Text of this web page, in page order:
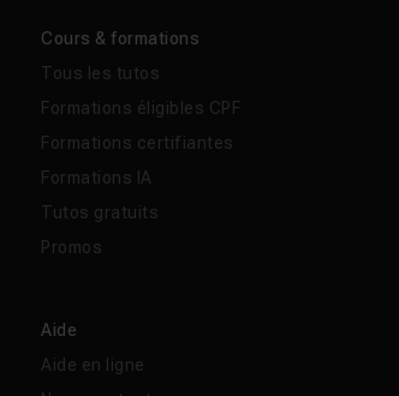
Cours & formations
Tous les tutos
Formations éligibles CPF
Formations certifiantes
Formations IA
Tutos gratuits
Promos
Aide
Aide en ligne